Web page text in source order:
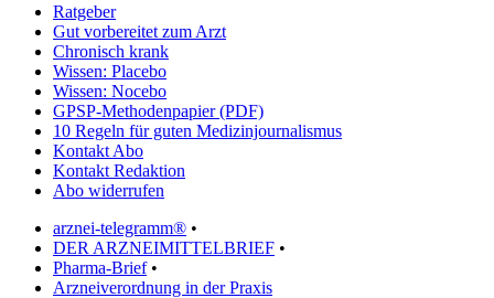
Ratgeber
Gut vorbereitet zum Arzt
Chronisch krank
Wissen: Placebo
Wissen: Nocebo
GPSP-Methodenpapier (PDF)
10 Regeln für guten Medizinjournalismus
Kontakt Abo
Kontakt Redaktion
Abo widerrufen
arznei-telegramm® •
DER ARZNEIMITTELBRIEF •
Pharma-Brief•
Arzneiverordnung in der Praxis